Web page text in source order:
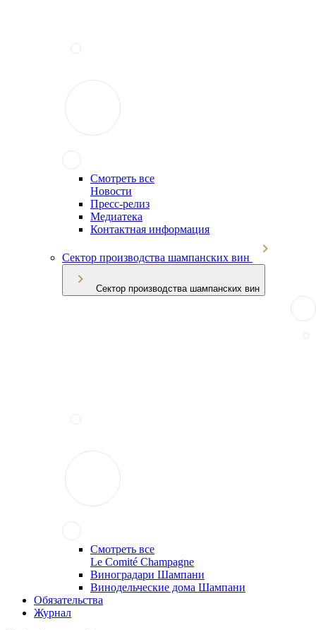
Смотреть все
Новости
Пресс-релиз
Медиатека
Контактная информация
Сектор производства шампанских вин
Сектор производства шампанских вин
Смотреть все
Le Comité Champagne
Виноградари Шампани
Винодельческие дома Шампани
Обязательства
Журнал